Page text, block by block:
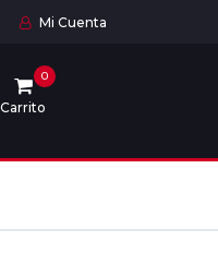
Mi Cuenta
Carrito
0